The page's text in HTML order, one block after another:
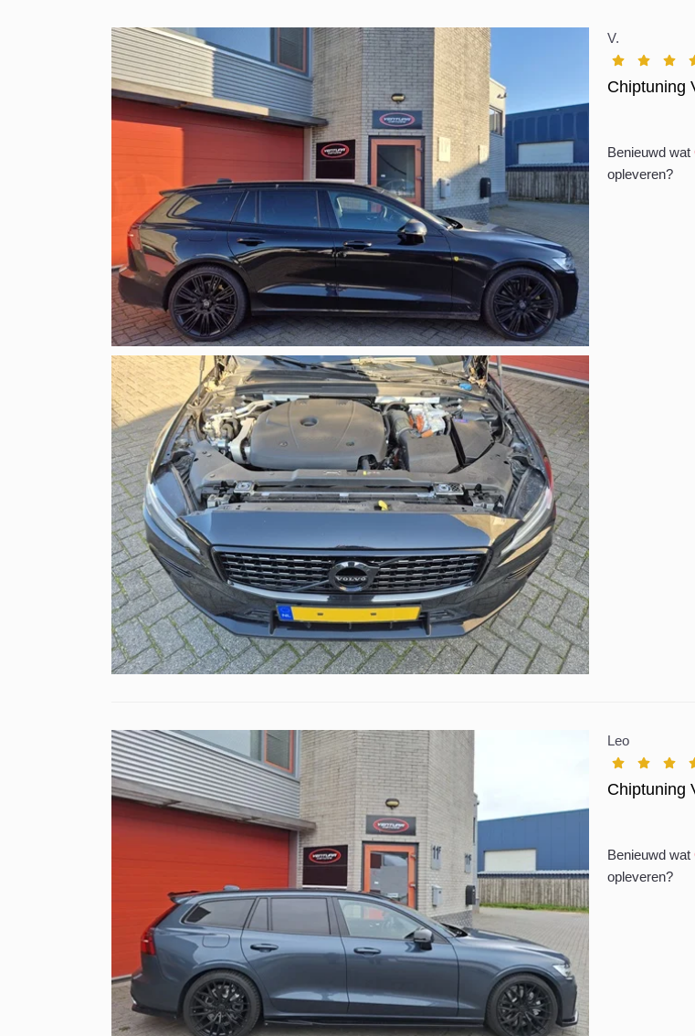
V.
Chiptuning
Benieuwd wat
opleveren?
Leo
Chiptuning
Benieuwd wat
opleveren?